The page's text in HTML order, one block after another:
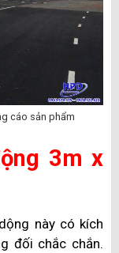
cáo sản phẩm
3m x
này có kích
đối chắc chắn.